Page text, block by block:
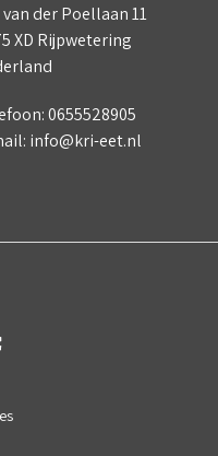
van der Poellaan 11
XD Rijpwetering
0655528905
info@kri-eet.nl